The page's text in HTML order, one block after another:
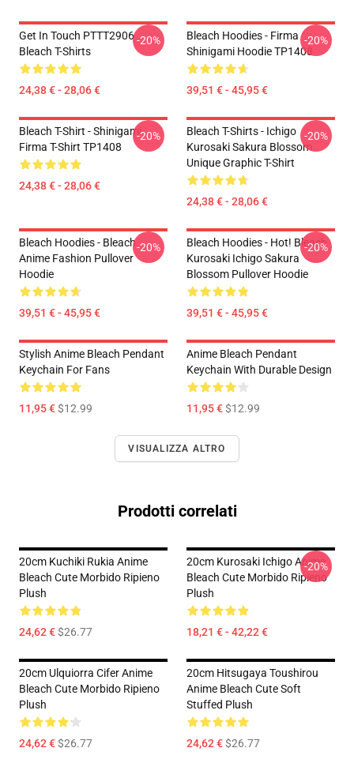
Get In Touch PTTT2906
Bleach T-Shirts
24,38 € - 28,06 €
-20%
Bleach Hoodies - Firma
Shinigami Hoodie TP1408
39,51 € - 45,95 €
-20%
Bleach T-Shirt - Shinigami
Firma T-Shirt TP1408
24,38 € - 28,06 €
-20%
Bleach T-Shirts - Ichigo
Kurosaki Sakura Blossom
Unique Graphic T-Shirt
24,38 € - 28,06 €
-20%
Bleach Hoodies - Bleach
Anime Fashion Pullover
Hoodie
39,51 € - 45,95 €
-20%
Bleach Hoodies - Hot! Bleach
Kurosaki Ichigo Sakura
Blossom Pullover Hoodie
39,51 € - 45,95 €
-20%
Stylish Anime Bleach Pendant
Keychain For Fans
11,95 €$12.99
Anime Bleach Pendant
Keychain With Durable Design
11,95 €$12.99
VISUALIZZA ALTRO
Prodotti correlati
20cm Kuchiki Rukia Anime
Bleach Cute Morbido Ripieno
Plush
24,62 €$26.77
20cm Kurosaki Ichigo Anime
Bleach Cute Morbido Ripieno
Plush
18,21 € - 42,22 €
-20%
20cm Ulquiorra Cifer Anime
Bleach Cute Morbido Ripieno
Plush
24,62 €$26.77
20cm Hitsugaya Toushirou
Anime Bleach Cute Soft
Stuffed Plush
24,62 €$26.77